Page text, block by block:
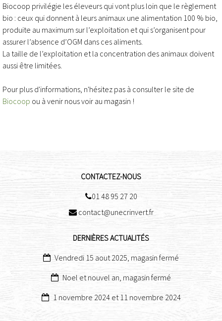
Biocoop privilégie les éleveurs qui vont plus loin que le règlement
bio : ceux qui donnent à leurs animaux une alimentation 100 % bio,
produite au maximum sur l’exploitation et qui s’organisent pour
assurer l’absence d’OGM dans ces aliments.
La taille de l’exploitation et la concentration des animaux doivent
aussi être limitées.
Pour plus d'informations, n'hésitez pas à consulter le site de
Biocoop ou à venir nous voir au magasin !
CONTACTEZ-NOUS
01 48 95 27 20
contact@unecrinvert.fr
DERNIÈRES ACTUALITÉS
Vendredi 15 aout 2025, magasin fermé
Noel et nouvel an, magasin fermé
1 novembre 2024 et 11 novembre 2024